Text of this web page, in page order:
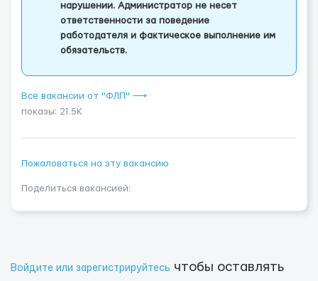
нарушении. Администратор не несет
ответственности за поведение
работодателя и фактическое выполнение им
обязательств.
Все вакансии от "ФЛП" ⟶
показы: 21.5K
Пожаловаться на эту вакансию
Поделиться вакансией:
Войдите или зарегистрируйтесь чтобы оставлять